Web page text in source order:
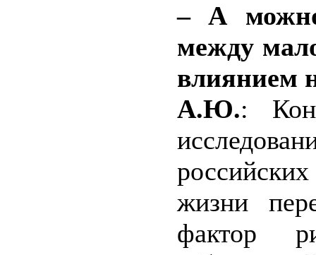
– А
между
влиянием
А.Ю.:
жизни
фактор